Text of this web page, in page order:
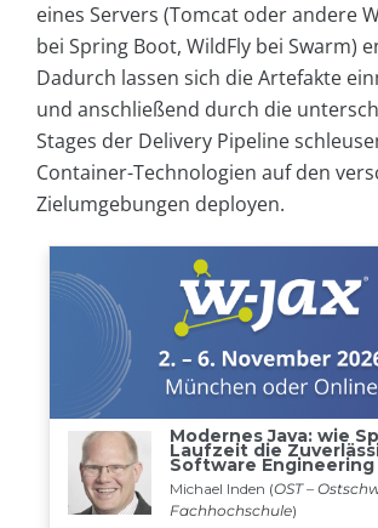
eines Servers (Tomcat oder andere
bei Spring Boot, WildFly bei Swarm)
Dadurch lassen sich die Artefakte
und anschließend durch die
Stages der Delivery Pipeline
Container-Technologien auf den
Zielumgebungen deployen.